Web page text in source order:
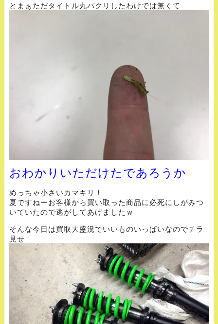
とまぁただタイトル丸パクリしたわけでは無くて
おわかりいただけたであろうか
めっちゃ小さいカマキリ！
夏ですねーお客様から買い取った商品に必死にしがみつ
いていたので逃がしてあげましたｗ
そんな今日は買取大盛況でいいものいっぱいなのでチラ
見せ